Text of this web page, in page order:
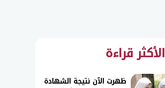
الأكثر قراءة
ظهرت الآن نتيجة الشهادة